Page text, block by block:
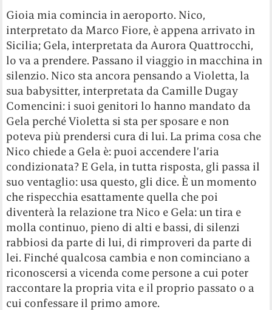
Gioia mia comincia in aeroporto. Nico,
interpretato da Marco Fiore, è appena arrivato in
Sicilia; Gela, interpretata da Aurora Quattrocchi,
lo va a prendere. Passano il viaggio in macchina in
silenzio. Nico sta ancora pensando a Violetta, la
sua babysitter, interpretata da Camille Dugay
Comencini: i suoi genitori lo hanno mandato da
Gela perché Violetta si sta per sposare e non
poteva più prendersi cura di lui. La prima cosa che
Nico chiede a Gela è: puoi accendere l’aria
condizionata? E Gela, in tutta risposta, gli passa il
suo ventaglio: usa questo, gli dice. È un momento
che rispecchia esattamente quella che poi
diventerà la relazione tra Nico e Gela: un tira e
molla continuo, pieno di alti e bassi, di silenzi
rabbiosi da parte di lui, di rimproveri da parte di
lei. Finché qualcosa cambia e non cominciano a
riconoscersi a vicenda come persone a cui poter
raccontare la propria vita e il proprio passato o a
cui confessare il primo amore.